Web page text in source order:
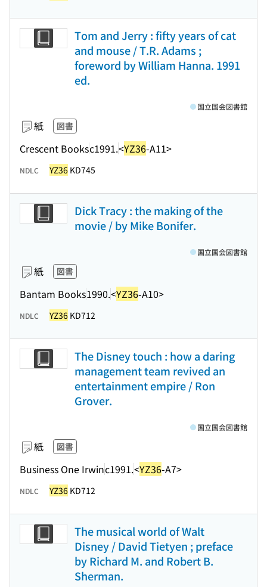
Tom and Jerry : fifty years of cat
and mouse / T.R. Adams ;
foreword by William Hanna. 1991
ed.
紙 図書
Crescent Booksc1991.<YZ36-A11>
国立国会図書館
NDLC YZ36 KD745
Dick Tracy : the making of the
movie / by Mike Bonifer.
紙 図書
Bantam Books1990.<YZ36-A10>
国立国会図書館
NDLC YZ36 KD712
The Disney touch : how a daring
management team revived an
entertainment empire / Ron
Grover.
紙 図書
Business One Irwinc1991.<YZ36-A7>
国立国会図書館
NDLC YZ36 KD712
The musical world of Walt
Disney / David Tietyen ; preface
by Richard M. and Robert B.
Sherman.